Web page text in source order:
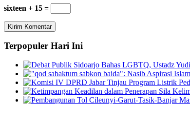
sixteen + 15 =
Terpopuler Hari Ini